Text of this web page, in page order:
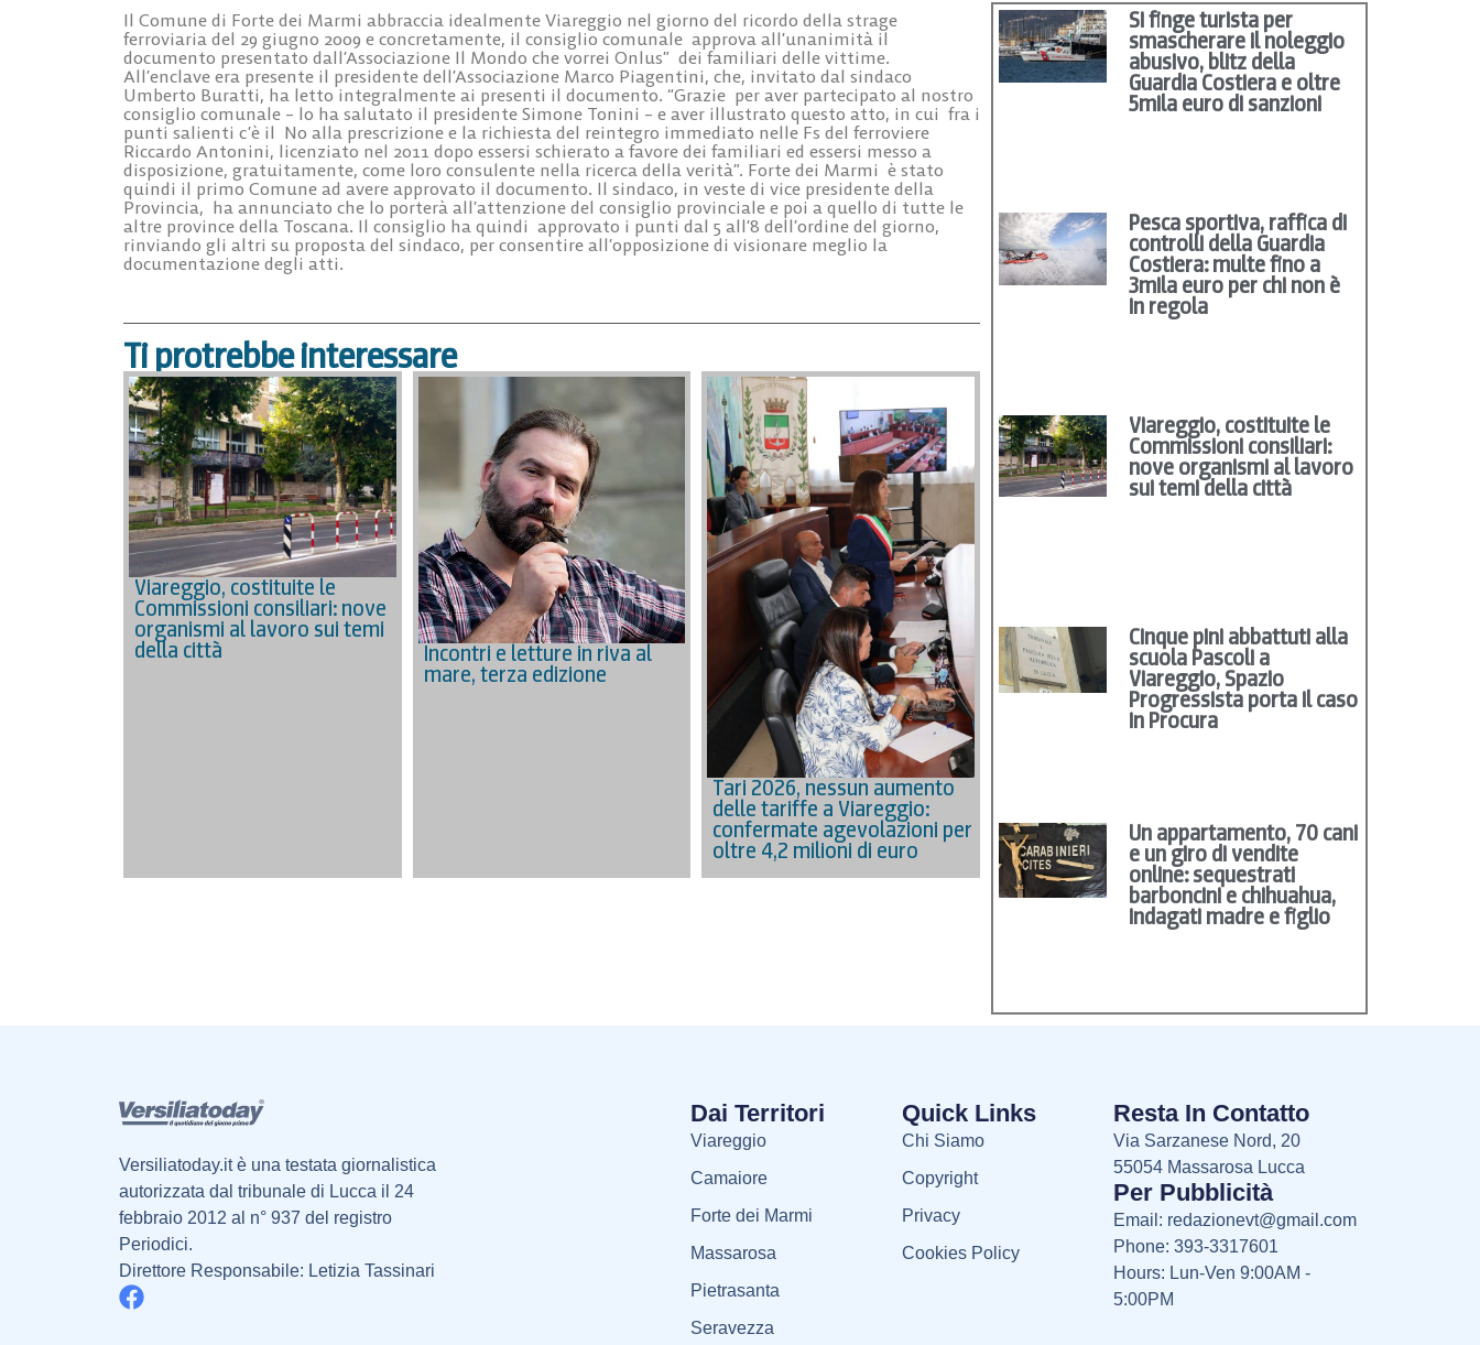
Il Comune di Forte dei Marmi abbraccia idealmente Viareggio nel giorno del ricordo della strage
ferroviaria del 29 giugno 2009 e concretamente, il consiglio comunale approva all’unanimità il
documento presentato dall’Associazione Il Mondo che vorrei Onlus” dei familiari delle vittime.
All’enclave era presente il presidente dell’Associazione Marco Piagentini, che, invitato dal sindaco
Umberto Buratti, ha letto integralmente ai presenti il documento. “Grazie per aver partecipato al nostro
consiglio comunale – lo ha salutato il presidente Simone Tonini – e aver illustrato questo atto, in cui fra i
punti salienti c’è il No alla prescrizione e la richiesta del reintegro immediato nelle Fs del ferroviere
Riccardo Antonini, licenziato nel 2011 dopo essersi schierato a favore dei familiari ed essersi messo a
disposizione, gratuitamente, come loro consulente nella ricerca della verità”. Forte dei Marmi è stato
quindi il primo Comune ad avere approvato il documento. Il sindaco, in veste di vice presidente della
Provincia, ha annunciato che lo porterà all’attenzione del consiglio provinciale e poi a quello di tutte le
altre province della Toscana. Il consiglio ha quindi approvato i punti dal 5 all’8 dell’ordine del giorno,
rinviando gli altri su proposta del sindaco, per consentire all’opposizione di visionare meglio la
documentazione degli atti.
Ti protrebbe interessare
Viareggio, costituite le
Commissioni consiliari: nove
organismi al lavoro sui temi
della città Incontri e letture in riva al
mare, terza edizione
Tari 2026, nessun aumento
delle tariffe a Viareggio:
confermate agevolazioni per
oltre 4,2 milioni di euro
Si finge turista per
smascherare il noleggio
abusivo, blitz della
Guardia Costiera e oltre
5mila euro di sanzioni
Pesca sportiva, raffica di
controlli della Guardia
Costiera: multe fino a
3mila euro per chi non è
in regola
Viareggio, costituite le
Commissioni consiliari:
nove organismi al lavoro
sui temi della città
Cinque pini abbattuti alla
scuola Pascoli a
Viareggio, Spazio
Progressista porta il caso
in Procura
Un appartamento, 70 cani
e un giro di vendite
online: sequestrati
barboncini e chihuahua,
indagati madre e figlio
Versiliatoday.it è una testata giornalistica
autorizzata dal tribunale di Lucca il 24
febbraio 2012 al n° 937 del registro
Periodici.
Direttore Responsabile: Letizia Tassinari
Dai Territori
Viareggio
Camaiore
Forte dei Marmi
Massarosa
Pietrasanta
Seravezza
Quick Links
Chi Siamo
Copyright
Privacy
Cookies Policy
Resta In Contatto
Via Sarzanese Nord, 20
55054 Massarosa Lucca
Per Pubblicità
Email: redazionevt@gmail.com
Phone: 393-3317601
Hours: Lun-Ven 9:00AM -
5:00PM